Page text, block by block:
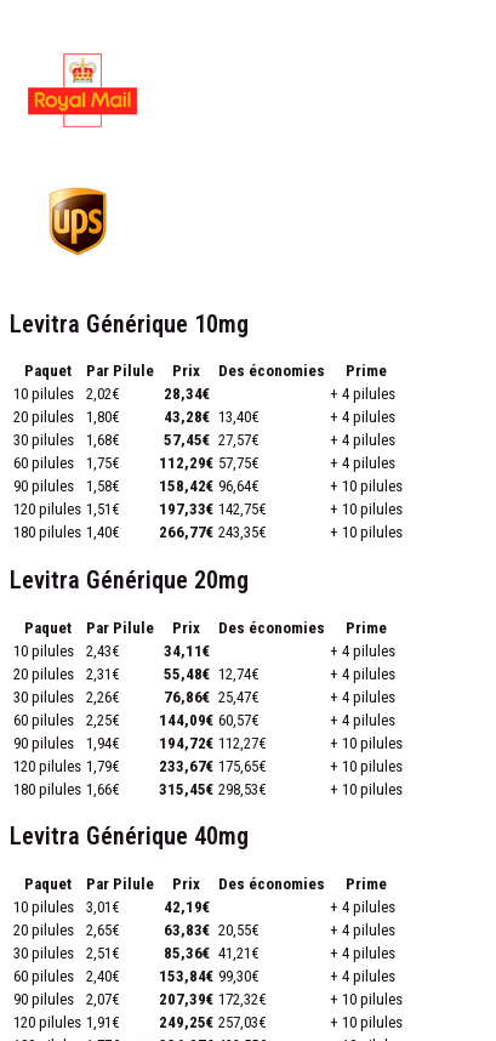
Levitra Générique 10mg
Paquet Par Pilule Prix Des économies
Prime
10 pilules
2,02€ 28,34€
+ 4 pilules
20 pilules
1,80€ 43,28€ 13,40€
+ 4 pilules
30 pilules
1,68€ 57,45€ 27,57€
+ 4 pilules
60 pilules
1,75€ 112,29€ 57,75€
+ 4 pilules
90 pilules
1,58€ 158,42€ 96,64€
+ 10 pilules
120 pilules 1,51€ 197,33€ 142,75€
+ 10 pilules
180 pilules 1,40€ 266,77€ 243,35€ + 10 pilules
Levitra Générique 20mg
Paquet Par Pilule Prix Des économies
Prime
10 pilules
2,43€ 34,11€
+ 4 pilules
20 pilules
2,31€ 55,48€ 12,74€
+ 4 pilules
30 pilules
2,26€ 76,86€ 25,47€
+ 4 pilules
60 pilules
2,25€ 144,09€ 60,57€
+ 4 pilules
90 pilules
1,94€ 194,72€ 112,27€
+ 10 pilules
120 pilules 1,79€ 233,67€ 175,65€
+ 10 pilules
180 pilules 1,66€ 315,45€ 298,53€ + 10 pilules
Levitra Générique 40mg
Paquet Par Pilule Prix Des économies
Prime
10 pilules
3,01€ 42,19€
+ 4 pilules
20 pilules
2,65€ 63,83€ 20,55€
+ 4 pilules
30 pilules
2,51€ 85,36€ 41,21€
+ 4 pilules
60 pilules
2,40€ 153,84€ 99,30€
+ 4 pilules
90 pilules
2,07€ 207,39€ 172,32€
+ 10 pilules
120 pilules 1,91€ 249,25€ 257,03€
+ 10 pilules